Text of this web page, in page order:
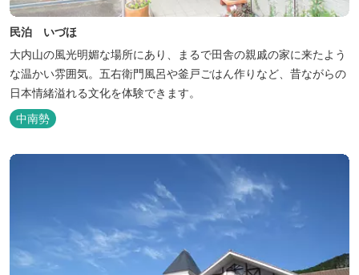
民泊 いづほ
大内山の風光明媚な場所にあり、まるで田舎の親戚の家に来たよう
な温かい雰囲気。五右衛門風呂や釜戸ごはん作りなど、昔ながらの
日本情緒溢れる文化を体験できます。
中南勢